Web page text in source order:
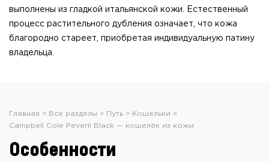
выполнены из гладкой итальянской кожи. Естественный
процесс растительного дубления означает, что кожа
благородно стареет, приобретая индивидуальную патину
владельца.
Главная Все разделы Путь
Кошельки
Campbell Cole Peveril Black — кошелёк из кожи
Особенности